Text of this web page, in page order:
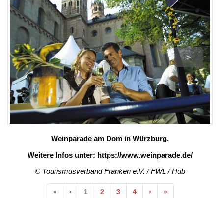
>
Weinparade am Dom in Würzburg.
Weitere Infos unter: https://www.weinparade.de/
© Tourismusverband Franken e.V. / FWL / Hub
«Anfang
‹Vorherige
1 2 3 4 ›Nächste
»Ende